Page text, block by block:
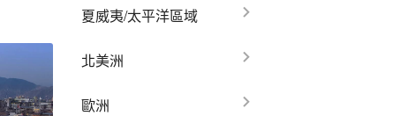
夏威夷/太平洋區域
北美洲
歐洲